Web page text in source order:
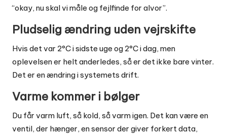
“okay, nu skal vi måle og fejlfinde for alvor”.
Pludselig ændring uden vejrskifte
Hvis det var 2°C i sidste uge og 2°C i dag, men
oplevelsen er helt anderledes, så er det ikke bare vinter.
Det er en ændring i systemets drift.
Varme kommer i bølger
Du får varm luft, så kold, så varm igen. Det kan være en
ventil, der hænger, en sensor der giver forkert data,